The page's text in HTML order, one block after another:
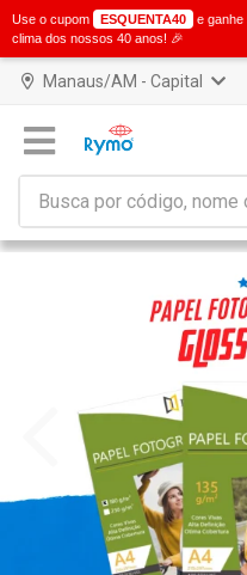
Manaus/AM - Capital
Use o cupom ESQUENTA40
e
clima dos nossos 40 anos! 🎉